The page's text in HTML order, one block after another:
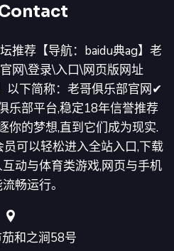
推荐【导航：baidu典ag】老
网\登录\入口\网页版网址
以下简称：老哥俱乐部官网✔
乐部平台,稳定18年信誉推荐
你的梦想,直到它们成为现实.
可以轻松进入全站入口,下载
动与体育类游戏,网页与手机
畅运行。
和之涧58号